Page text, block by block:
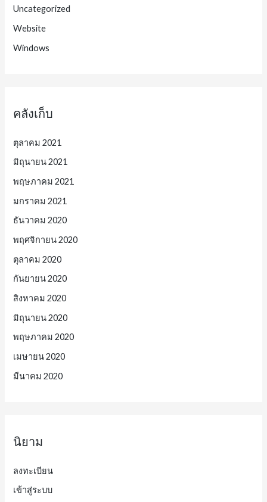
Uncategorized
Website
Windows
คลังเก็บ
ตุลาคม 2021
มิถุนายน 2021
พฤษภาคม 2021
มกราคม 2021
ธันวาคม 2020
พฤศจิกายน 2020
ตุลาคม 2020
กันยายน 2020
สิงหาคม 2020
มิถุนายน 2020
พฤษภาคม 2020
เมษายน 2020
มีนาคม 2020
นิยาม
ลงทะเบียน
เข้าสู่ระบบ